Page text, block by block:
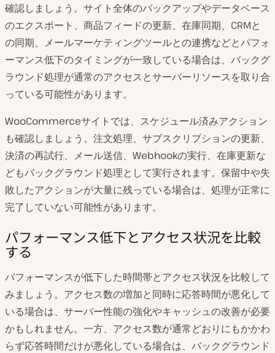
確認しましょう。サイト全体のバックアップやデータベース
のエクスポート、商品フィードの更新、在庫同期、CRMと
の同期、メールマーケティングツールとの連携などとパフォ
ーマンス低下のタイミングが一致している場合は、バックグ
ラウンド処理が通常のアクセスとサーバーリソースを取り合
っている可能性があります。
WooCommerceサイトでは、スケジュール済みアクション
も確認しましょう。注文処理、サブスクリプションの更新、
決済の再試行、メール送信、Webhookの実行、在庫更新な
どもバックグラウンド処理として実行されます。保留中や失
敗したアクションが大量に残っている場合は、処理が正常に
完了していない可能性があります。
パフォーマンス低下とアクセス状況を比較
する
パフォーマンスが低下した時間帯とアクセス状況を比較して
みましょう。アクセス数の増加と同時に応答時間が悪化して
いる場合は、サーバー性能の強化やキャッシュの改善が必要
かもしれません。一方、アクセス数が通常どおりにもかかわ
らず応答時間だけが悪化している場合は、バックグラウンド